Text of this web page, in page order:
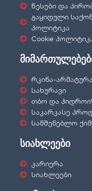
წესები და
გაყიდული
პოლიტიკა
Cookie
რკინა-არმატურა
სახურავი
თბო და
საკარკასე
სამშენებლო
სიახლეები
კარიერა
სიახლეები